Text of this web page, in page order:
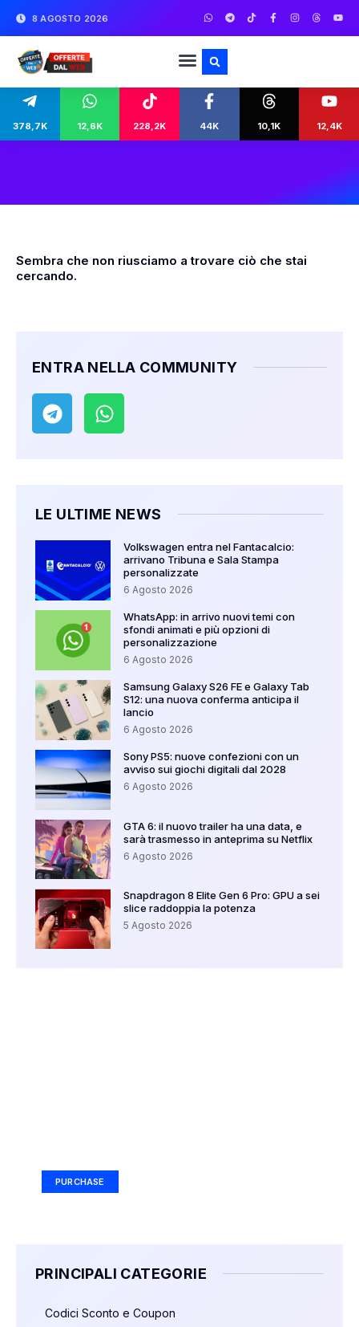
8 AGOSTO 2026
378,7K 12,6K 228,2K 44K 10,1K 12,4K
Sembra che non riusciamo a trovare ciò che stai
cercando.
ENTRA NELLA COMMUNITY
LE ULTIME NEWS
Volkswagen entra nel Fantacalcio:
arrivano Tribuna e Sala Stampa
personalizzate
6 Agosto 2026
WhatsApp: in arrivo nuovi temi con
sfondi animati e più opzioni di
personalizzazione
6 Agosto 2026
Samsung Galaxy S26 FE e Galaxy Tab
S12: una nuova conferma anticipa il
lancio
6 Agosto 2026
Sony PS5: nuove confezioni con un
avviso sui giochi digitali dal 2028
6 Agosto 2026
GTA 6: il nuovo trailer ha una data, e
sarà trasmesso in anteprima su Netflix
6 Agosto 2026
Snapdragon 8 Elite Gen 6 Pro: GPU a sei
slice raddoppia la potenza
5 Agosto 2026
PURCHASE
PRINCIPALI CATEGORIE
Codici Sconto e Coupon